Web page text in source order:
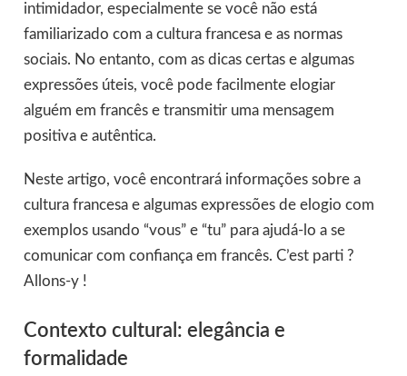
intimidador, especialmente se você não está
familiarizado com a cultura francesa e as normas
sociais. No entanto, com as dicas certas e algumas
expressões úteis, você pode facilmente elogiar
alguém em francês e transmitir uma mensagem
positiva e autêntica.
Neste artigo, você encontrará informações sobre a
cultura francesa e algumas expressões de elogio com
exemplos usando “vous” e “tu” para ajudá-lo a se
comunicar com confiança em francês. C’est parti ?
Allons-y !
Contexto cultural: elegância e
formalidade